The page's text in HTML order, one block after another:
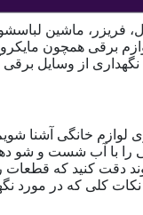
فریزر، ماشین
برقی همچون
از وسایل
لوازم خانگی آشنا
برقی را با آب شست و
دقت کنید که
کلی که در مورد